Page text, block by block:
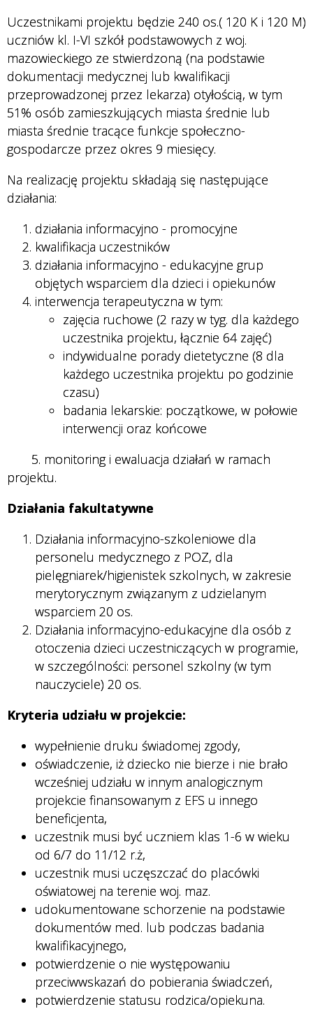
Uczestnikami projektu będzie 240 os.( 120 K i 120 M)
uczniów kl. I-VI szkół podstawowych z woj.
mazowieckiego ze stwierdzoną (na podstawie
dokumentacji medycznej lub kwalifikacji
przeprowadzonej przez lekarza) otyłością, w tym
51% osób zamieszkujących miasta średnie lub
miasta średnie tracące funkcje społeczno-
gospodarcze przez okres 9 miesięcy.
Na realizację projektu składają się następujące
działania:
działania informacyjno - promocyjne
kwalifikacja uczestników
działania informacyjno - edukacyjne grup
objętych wsparciem dla dzieci i opiekunów
interwencja terapeutyczna w tym:
zajęcia ruchowe (2 razy w tyg. dla każdego
uczestnika projektu, łącznie 64 zajęć)
indywidualne porady dietetyczne (8 dla
każdego uczestnika projektu po godzinie
czasu)
badania lekarskie: początkowe, w połowie
interwencji oraz końcowe
5. monitoring i ewaluacja działań w ramach
projektu.
Działania fakultatywne
Działania informacyjno-szkoleniowe dla
personelu medycznego z POZ, dla
pielęgniarek/higienistek szkolnych, w zakresie
merytorycznym związanym z udzielanym
wsparciem 20 os.
Działania informacyjno-edukacyjne dla osób z
otoczenia dzieci uczestniczących w programie,
w szczególności: personel szkolny (w tym
nauczyciele) 20 os.
Kryteria udziału w projekcie:
wypełnienie druku świadomej zgody,
oświadczenie, iż dziecko nie bierze i nie brało
wcześniej udziału w innym analogicznym
projekcie finansowanym z EFS u innego
beneficjenta,
uczestnik musi być uczniem klas 1-6 w wieku
od 6/7 do 11/12 r.ż,
uczestnik musi uczęszczać do placówki
oświatowej na terenie woj. maz.
udokumentowane schorzenie na podstawie
dokumentów med. lub podczas badania
kwalifikacyjnego,
potwierdzenie o nie występowaniu
przeciwwskazań do pobierania świadczeń,
potwierdzenie statusu rodzica/opiekuna.